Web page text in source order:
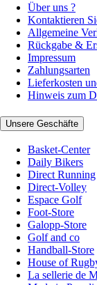
Über uns ?
Kontaktieren
Allgemeine
Rückgabe &
Impressum
Zahlungsarten
Lieferkosten
Hinweis zum
Unsere Geschäfte
Basket-Center
Daily Bikers
Direct Running
Direct-Volley
Espace Golf
Foot-Store
Galopp-Store
Golf and co
Handball-Store
House of
La sellerie de